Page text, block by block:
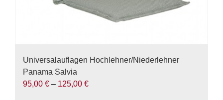
Universalauflagen Hochlehner/Niederlehner
Panama Salvia
95,00 € – 125,00 €